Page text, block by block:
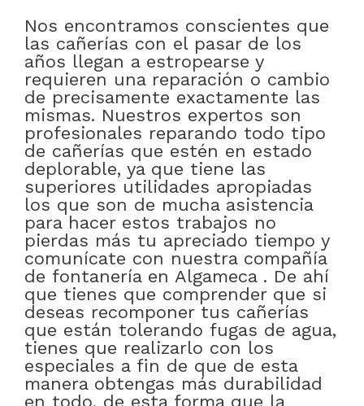
Nos encontramos conscientes que
las cañerías con el pasar de los
años llegan a estropearse y
requieren una reparación o cambio
de precisamente exactamente las
mismas. Nuestros expertos son
profesionales reparando todo tipo
de cañerías que estén en estado
deplorable, ya que tiene las
superiores utilidades apropiadas
los que son de mucha asistencia
para hacer estos trabajos no
pierdas más tu apreciado tiempo y
comunícate con nuestra compañía
de fontanería en Algameca . De ahí
que tienes que comprender que si
deseas recomponer tus cañerías
que están tolerando fugas de agua,
tienes que realizarlo con los
especiales a fin de que de esta
manera obtengas más durabilidad
en todo, de esta forma que la